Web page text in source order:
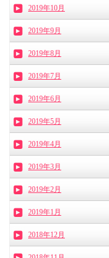
2019年10月
2019年9月
2019年8月
2019年7月
2019年6月
2019年5月
2019年4月
2019年3月
2019年2月
2019年1月
2018年12月